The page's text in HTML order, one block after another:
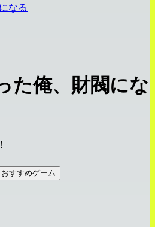
なる
た俺、財閥にな
おすすめゲーム